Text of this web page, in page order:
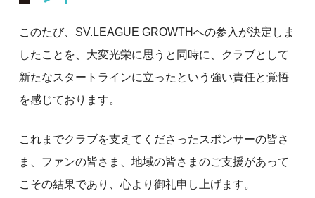
このたび、SV.LEAGUE GROWTHへの参入が決定しま
したことを、大変光栄に思うと同時に、クラブとして
新たなスタートラインに立ったという強い責任と覚悟
を感じております。
これまでクラブを支えてくださったスポンサーの皆さ
ま、ファンの皆さま、地域の皆さまのご支援があって
こその結果であり、心より御礼申し上げます。